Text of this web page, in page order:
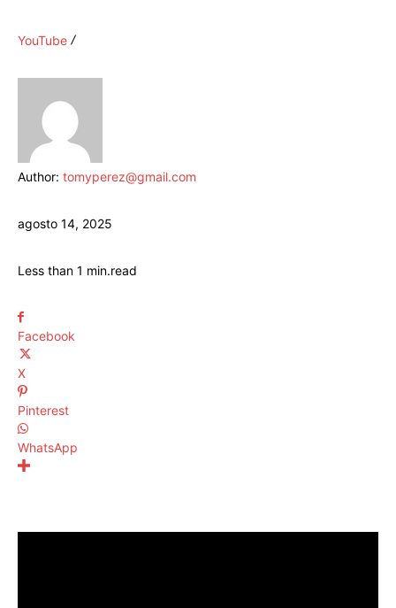
YouTube
Author: tomyperez@gmail.com
agosto 14, 2025
Less than 1 min.read
Facebook
X
Pinterest
WhatsApp